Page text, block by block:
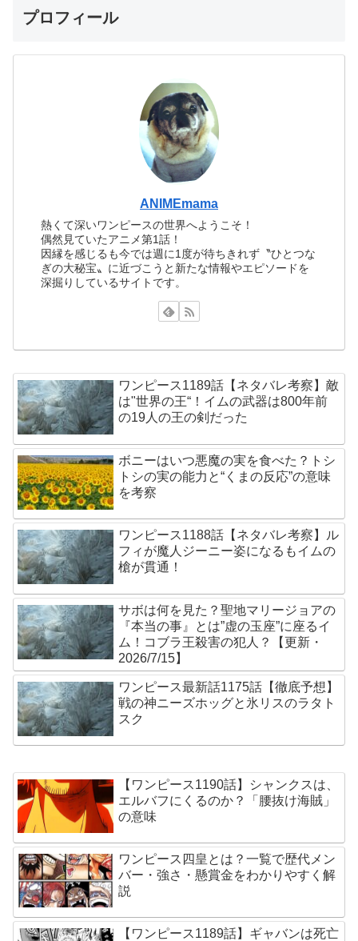
プロフィール
ANIMEmama
熱くて深いワンピースの世界へようこそ！
偶然見ていたアニメ第1話！
因縁を感じるも今では週に1度が待ちきれず〝ひとつな
ぎの大秘宝〟に近づこうと新たな情報やエピソードを
深掘りしているサイトです。
ワンピース1189話【ネタバレ考察】敵
は"世界の王“！イムの武器は800年前
の19人の王の剣だった
ボニーはいつ悪魔の実を食べた？トシ
トシの実の能力と“くまの反応”の意味
を考察
ワンピース1188話【ネタバレ考察】ル
フィが魔人ジーニー姿になるもイムの
槍が貫通！
サボは何を見た？聖地マリージョアの
『本当の事』とは”虚の玉座”に座るイ
ム！コブラ王殺害の犯人？【更新・
2026/7/15】
ワンピース最新話1175話【徹底予想】
戦の神ニーズホッグと氷リスのラタト
スク
【ワンピース1190話】シャンクスは、
エルバフにくるのか？「腰抜け海賊」
の意味
ワンピース四皇とは？一覧で歴代メン
バー・強さ・懸賞金をわかりやすく解
説
【ワンピース1189話】ギャバンは死亡